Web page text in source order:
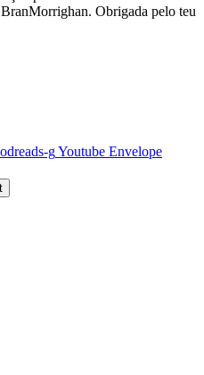
Obrigada pelo teu
gYoutube Envelope